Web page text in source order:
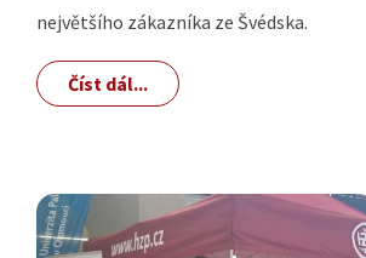
největšího zákazníka ze Švédska.
Číst dál...